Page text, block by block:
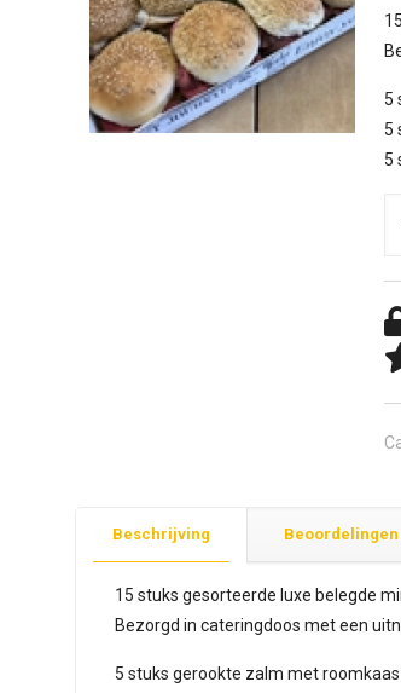
5
5
5
Beschrijving Beoordelingen
15 stuks gesorteerde luxe belegde
Bezorgd in cateringdoos met een
5 stuks gerookte zalm met roomkaas